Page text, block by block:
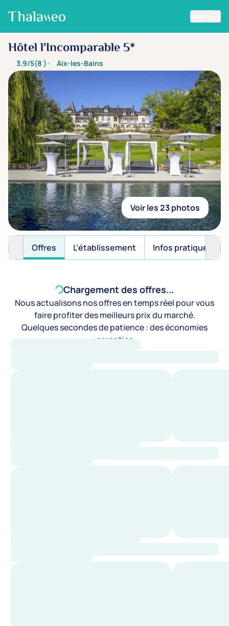
Aller au contenu principal
Hôtel l'Incomparable 5*
3.9/5(8 ) Aix-les-Bains
Voir les 23 photos
Offres L'établissement Infos pratiques
Chargement des offres...
Nous actualisons nos offres en temps réel pour vous
faire profiter des meilleurs prix du marché.
Quelques secondes de patience : des économies
garanties